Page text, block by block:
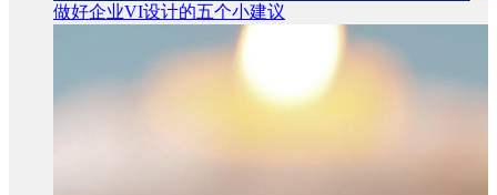
做好企业VI设计的五个小建议